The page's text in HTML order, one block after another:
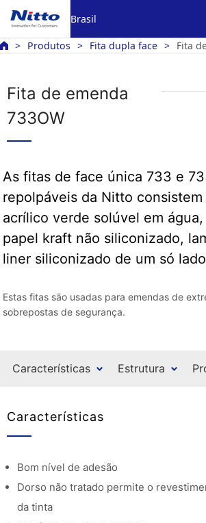
Brasil
Produtos Fita dupla face Fita
Fita de emenda
733OW
As fitas de face única 733 e
repolpáveis da Nitto
acrílico verde solúvel em
papel kraft não siliconizado,
liner siliconizado de um só
Estas fitas são usadas para emendas de
sobrepostas de segurança.
Características Estrutura
Características
Bom nível de adesão
Dorso não tratado permite o
da tinta